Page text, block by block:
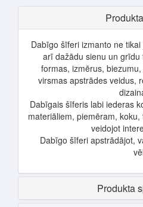
Dabīgo šīferi izmanto ne
arī dažādu sienu un
formas, izmērus,
virsmas apstrādes veidus,
Dabīgais šīferis labi iederas
materiāliem, piemēram,
veidojot
Dabīgo šīferi apstrādājot,
Produkta